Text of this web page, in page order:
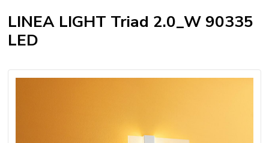
LINEA LIGHT Triad 2.0_W 90335
LED